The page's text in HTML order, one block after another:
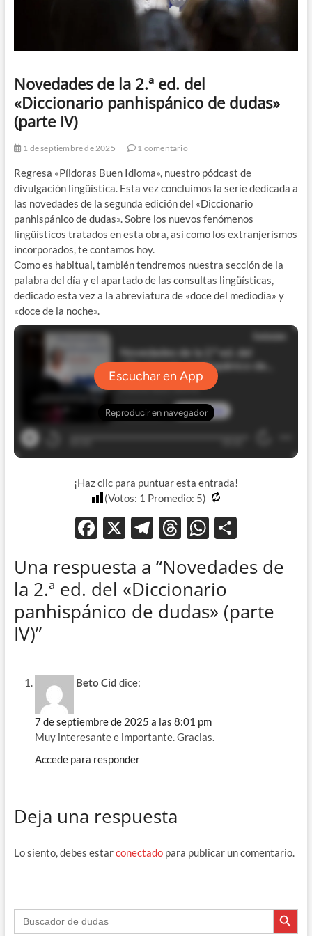
Novedades de la 2.ª ed. del
«Diccionario panhispánico de dudas»
(parte IV)
1 de septiembre de 2025 1 comentario
Regresa «Píldoras Buen Idioma», nuestro pódcast de
divulgación lingüística. Esta vez concluimos la serie dedicada a
las novedades de la segunda edición del «Diccionario
panhispánico de dudas». Sobre los nuevos fenómenos
lingüísticos tratados en esta obra, así como los extranjerismos
incorporados, te contamos hoy.
Como es habitual, también tendremos nuestra sección de la
palabra del día y el apartado de las consultas lingüísticas,
dedicado esta vez a la abreviatura de «doce del mediodía» y
«doce de la noche».
¡Haz clic para puntuar esta entrada!
(Votos: 1 Promedio: 5)
F
e
b
o
X T
e
gr
a
T
e
a
ds
W
at
s
A
m
ar
Una respuesta a “Novedades de
la 2.ª ed. del «Diccionario
panhispánico de dudas» (parte
IV)”
Beto Cid dice:
7 de septiembre de 2025 a las 8:01 pm
Muy interesante e importante. Gracias.
Accede para responder
Deja una respuesta
Lo siento, debes estarconectadopara publicar un comentario.
Buscar: Botón de